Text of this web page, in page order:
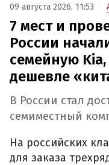
09 августа 2026, 11:53
7 мест и
России
семейную Kia,
дешевле
В России стал
семиместный
На российских
для заказа